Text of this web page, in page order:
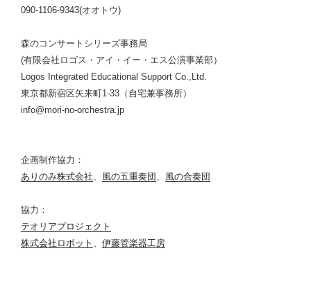
090-1106-9343(オオトウ)
森のコンサートシリーズ事務局
(有限会社ロゴス・アイ・イー・エス公演事業部）
Logos Integrated Educational Support Co.,Ltd.
東京都新宿区矢来町1-33（自宅兼事務所）
info@mori-no-orchestra.jp
企画制作協力：
ありのみ株式会社
風の五重奏団 風の合奏団
協力：
テオリアプロジェクト
株式会社ロボット
伊藤管楽器工房